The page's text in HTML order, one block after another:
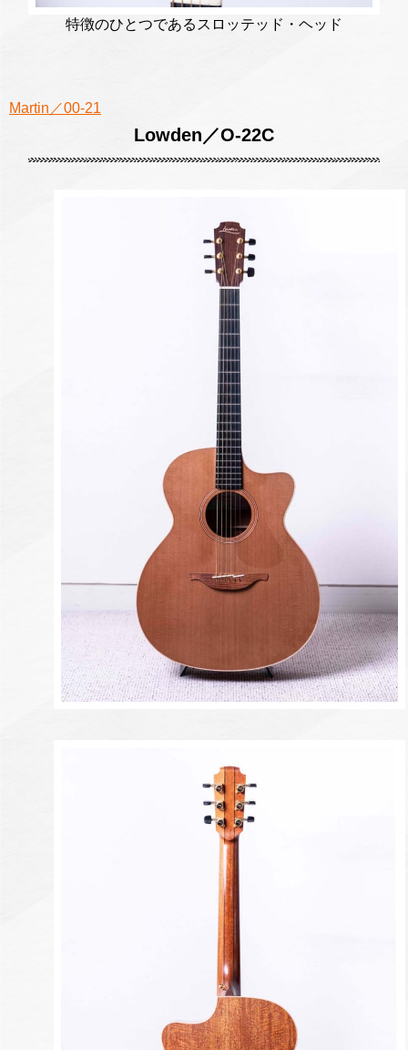
特徴のひとつであるスロッテッド・ヘッド
Martin／00-21
Lowden／O-22C